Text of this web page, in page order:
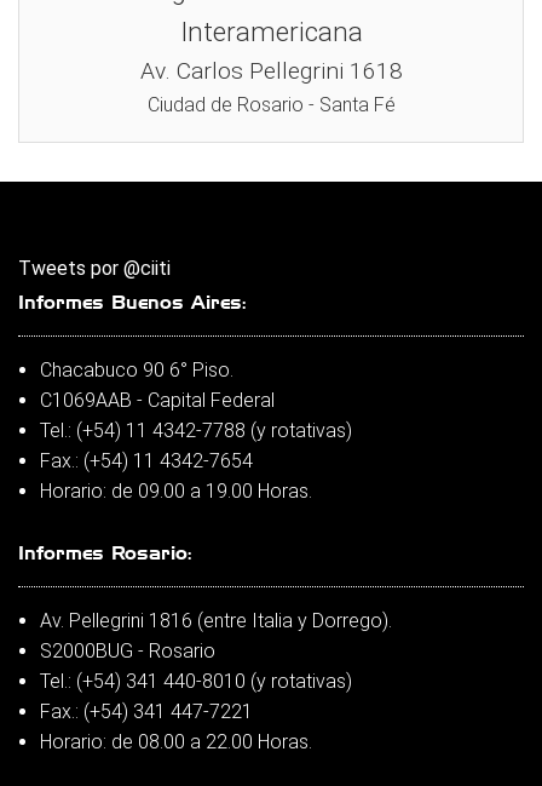
Interamericana
Av. Carlos Pellegrini 1618
Ciudad de Rosario - Santa Fé
Tweets por @ciiti
Informes Buenos Aires:
Chacabuco 90 6° Piso.
C1069AAB - Capital Federal
Tel.: (+54) 11 4342-7788 (y rotativas)
Fax.: (+54) 11 4342-7654
Horario: de 09.00 a 19.00 Horas.
Informes Rosario:
Av. Pellegrini 1816 (entre Italia y Dorrego).
S2000BUG - Rosario
Tel.: (+54) 341 440-8010 (y rotativas)
Fax.: (+54) 341 447-7221
Horario: de 08.00 a 22.00 Horas.